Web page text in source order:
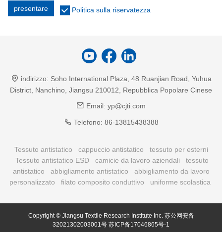
presentare Politica sulla riservatezza
indirizzo: Soho International Plaza, 48 Ruanjian Road, Yuhua
District, Nanchino, Jiangsu 210012, Repubblica Popolare Cinese
Email: yp@cjti.com
Telefono: 86-13815438388
Tessuto antistatico cappuccio antistatico
tessuto per esterni
Tessuto antistatico ESD
camicie da lavoro aziendali
tessuto
antistatico
abbigliamento antistatico
abbigliamento da lavoro
personalizzato
filato composito conduttivo uniforme scolastica
Copyright © Jiangsu Textile Research Institute Inc. 苏公网安备
32021302003001号 苏ICP备17046865号-1